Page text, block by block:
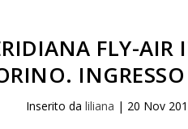
FLY-AIR
Inserito daliliana | 20 Nov